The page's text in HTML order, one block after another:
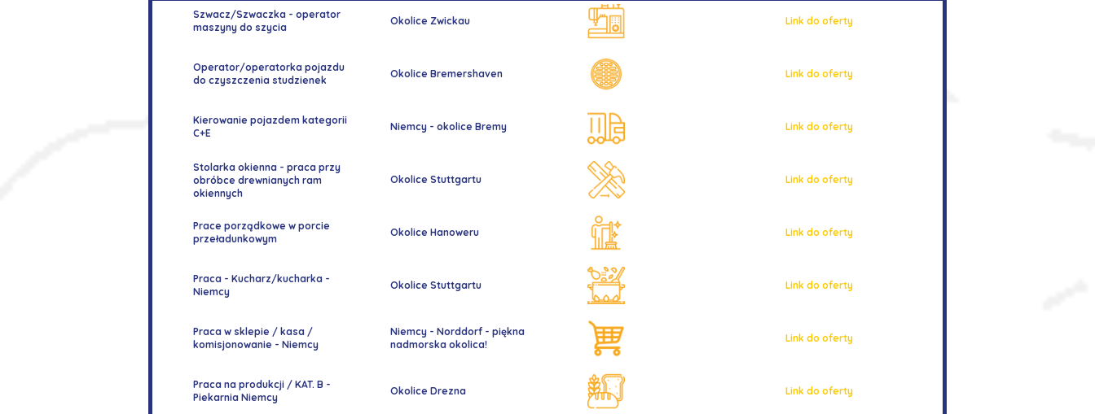
Szwacz/Szwaczka - operator
maszyny do szycia
Okolice Zwickau Link do oferty
Operator/operatorka pojazdu
do czyszczenia studzienek
Okolice Bremershaven Link do oferty
Kierowanie pojazdem kategorii
C+E
Niemcy - okolice Bremy Link do oferty
Stolarka okienna - praca przy
obróbce drewnianych ram
okiennych
Okolice Stuttgartu Link do oferty
Prace porządkowe w porcie
przeładunkowym
Okolice Hanoweru Link do oferty
Praca - Kucharz/kucharka -
Niemcy
Okolice Stuttgartu Link do oferty
Praca w sklepie / kasa /
komisjonowanie - Niemcy
Niemcy - Norddorf - piękna
nadmorska okolica!
Link do oferty
Praca na produkcji / KAT. B -
Piekarnia Niemcy
Okolice Drezna Link do oferty